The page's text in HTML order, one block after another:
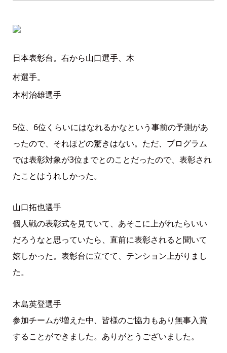
日本表彰台。右から山口選手、木
村選手。
木村治雄選手
5位、6位くらいにはなれるかなという事前の予測があ
ったので、それほどの驚きはない。ただ、プログラム
では表彰対象が3位までとのことだったので、表彰され
たことはうれしかった。
山口拓也選手
個人戦の表彰式を見ていて、あそこに上がれたらいい
だろうなと思っていたら、直前に表彰されると聞いて
嬉しかった。表彰台に立てて、テンション上がりまし
た。
木島英登選手
参加チームが増えた中、皆様のご協力もあり無事入賞
することができました。ありがとうございました。